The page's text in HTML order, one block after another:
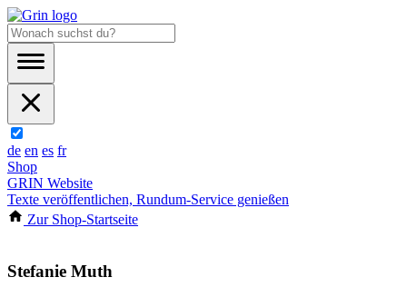
de en es fr
Shop
GRIN Website
Texte veröffentlichen, Rundum-Service genießen
Zur Shop-Startseite
Stefanie Muth